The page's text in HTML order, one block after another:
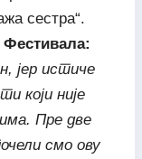
сестра“.
јер истиче
који није
Пре две
смо ову